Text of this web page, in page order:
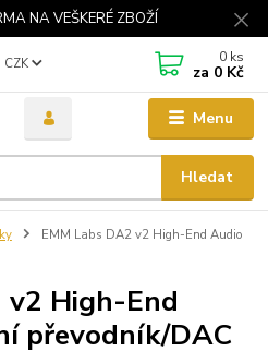
NA VEŠKERÉ ZBOŽÍ
Menu
CZK
Hledat
0 ks
za 0 Kč
EMM Labs DA2 v2 High-End Audio
v2 High-End
převodník/DAC